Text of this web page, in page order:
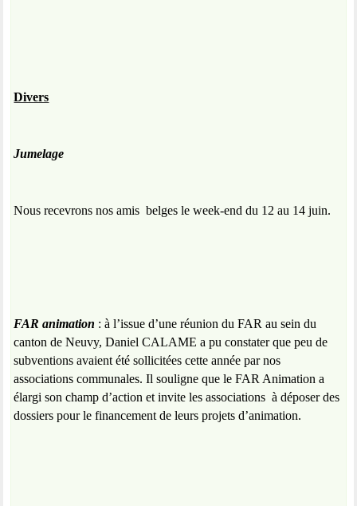
Divers
Jumelage
Nous recevrons nos amis belges le week-end du 12 au 14 juin.
FAR animation : à l’issue d’une réunion du FAR au sein du
canton de Neuvy, Daniel CALAME a pu constater que peu de
subventions avaient été sollicitées cette année par nos
associations communales. Il souligne que le FAR Animation a
élargi son champ d’action et invite les associations à déposer des
dossiers pour le financement de leurs projets d’animation.